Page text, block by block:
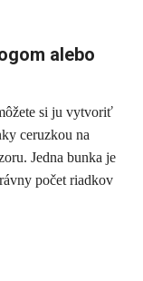
alebo
si ju vytvoriť
ceruzkou na
Jedna bunka je
počet riadkov